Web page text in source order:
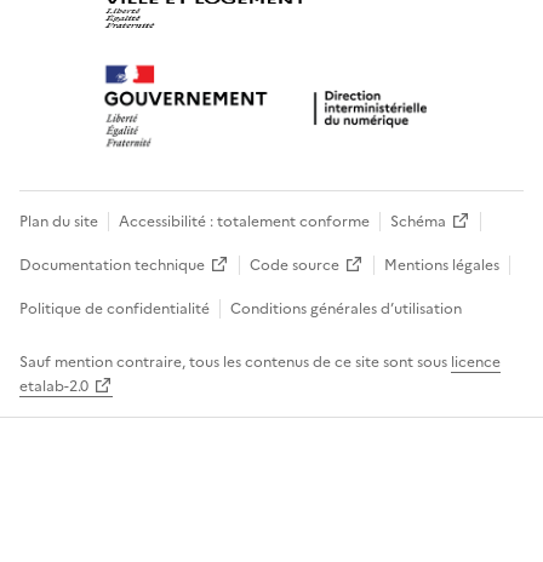
Plan du site Accessibilité : totalement conforme
Schéma
Documentation technique
Code source
Mentions légales
Politique de confidentialité
Conditions générales d’utilisation
Sauf mention contraire, tous les contenus de ce site sont sous licence
etalab-2.0